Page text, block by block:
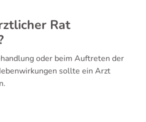
Rat
oder beim Auftreten der
sollte ein Arzt